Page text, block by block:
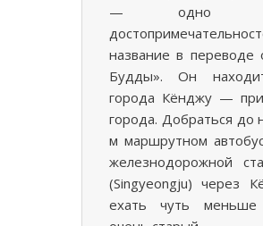
— одно из
название в переводе
Будды». Он
города Кёнджу —
города. Добраться до
м маршрутном
железнодорожной
(Singyeongju) через
ехать чуть меньше